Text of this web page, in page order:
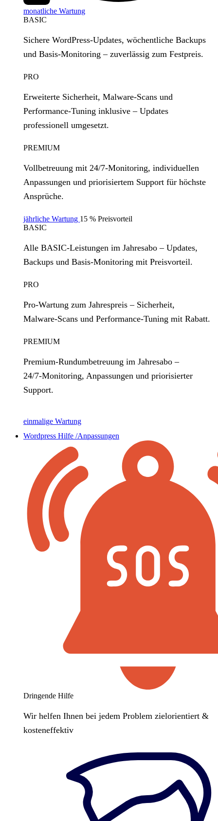
monatliche Wartung
BASIC
Sichere WordPress‑Updates, wöchentliche Backups
und Basis‑Monitoring – zuverlässig zum Festpreis.
PRO
Erweiterte Sicherheit, Malware‑Scans und
Performance‑Tuning inklusive – Updates
professionell umgesetzt.
PREMIUM
Vollbetreuung mit 24/7‑Monitoring, individuellen
Anpassungen und priorisiertem Support für höchste
Ansprüche.
jährliche Wartung 15 % Preisvorteil
BASIC
Alle BASIC‑Leistungen im Jahresabo – Updates,
Backups und Basis‑Monitoring mit Preisvorteil.
PRO
Pro‑Wartung zum Jahrespreis – Sicherheit,
Malware‑Scans und Performance‑Tuning mit Rabatt.
PREMIUM
Premium‑Rundumbetreuung im Jahresabo –
24/7‑Monitoring, Anpassungen und priorisierter
Support.
einmalige Wartung
Wordpress Hilfe /Anpassungen
Dringende Hilfe
Wir helfen Ihnen bei jedem Problem zielorientiert &
kosteneffektiv